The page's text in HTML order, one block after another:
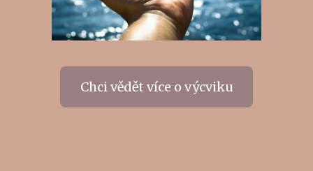
Chci vědět více o výcviku